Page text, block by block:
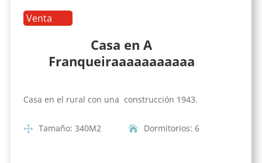
Venta
Casa en A
Franqueiraaaaaaaaaaa
Casa en el rural con una construcción 1943.
Tamaño: 340M2 Dormitorios: 6